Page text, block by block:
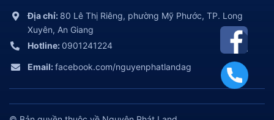
Địa chỉ: 80 Lê Thị Riêng, phường Mỹ Phước, TP. Long
Xuyên, An Giang
Hotline: 0901241224
Email:facebook.com/nguyenphatlandag